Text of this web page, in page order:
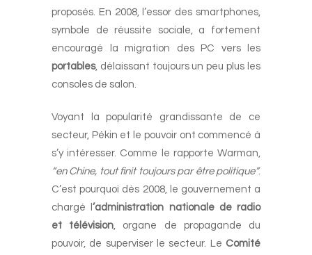
proposés. En 2008, l’essor des smartphones,
symbole de réussite sociale, a fortement
encouragé la migration des PC vers les
portables, délaissant toujours un peu plus les
consoles de salon.
Voyant la popularité grandissante de ce
secteur, Pékin et le pouvoir ont commencé à
s’y intéresser. Comme le rapporte Warman,
“en Chine, tout finit toujours par être politique”.
C’est pourquoi dès 2008, le gouvernement a
chargé l’administration nationale de radio
et télévision , organe de propagande du
pouvoir, de superviser le secteur. Le Comité